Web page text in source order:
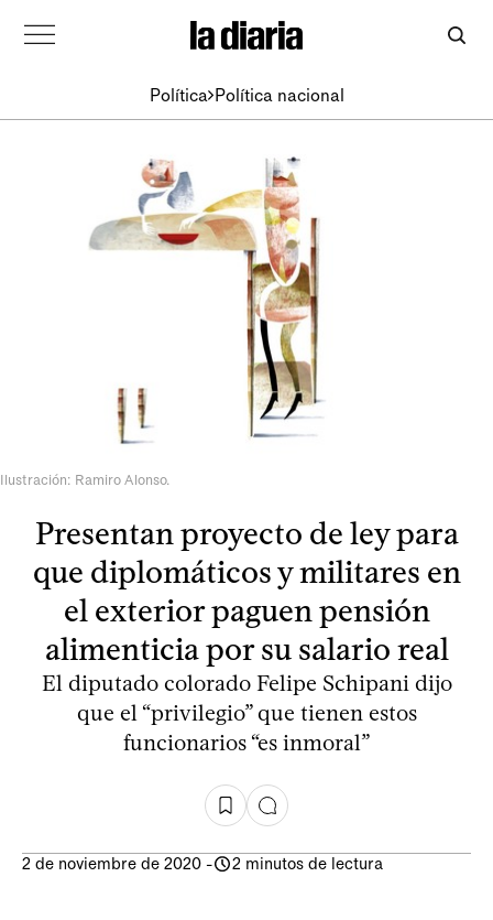
Política Política nacional
Ilustración: Ramiro Alonso.
Presentan proyecto de ley para
que diplomáticos y militares en
el exterior paguen pensión
alimenticia por su salario real
El diputado colorado Felipe Schipani dijo
que el “privilegio” que tienen estos
funcionarios “es inmoral”
2 de noviembre de 2020 - 2 minutos de lectura